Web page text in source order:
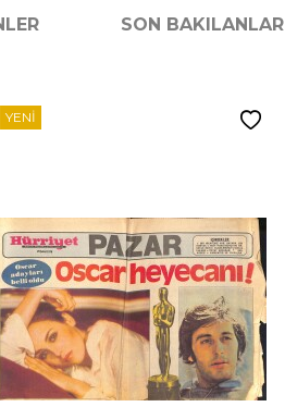
SON BAKILANLAR
YENI